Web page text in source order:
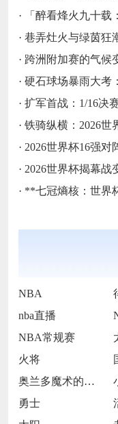
·
「醉看烽火九十载
· 巷弄灶火与绿茵狂
· 跨洲附加赛的气候变
· 硬石球场暴雨大考
· 扩军首战：1/16决
· 铁骑纵横：2026世
· 2026世界杯16强
· 2026世界杯揭幕战
· **七冠熵核：世界
NBA
nba直播
NBA常规赛
火将
奥兰多魔术的当家球星保罗-班凯罗
勇士